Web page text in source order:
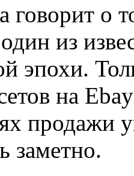
говорит о
из
эпохи.
на
продажи
заметно.